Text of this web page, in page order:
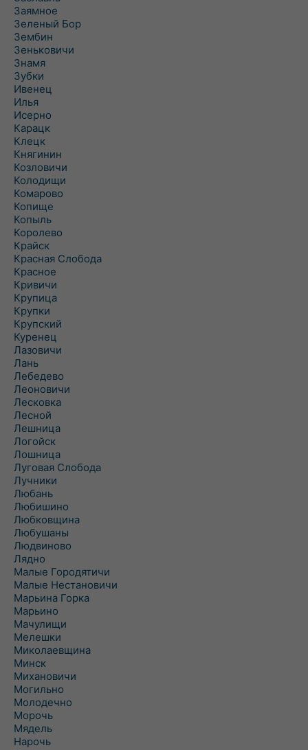
Заямное
Зеленый Бор
Зембин
Зеньковичи
Знамя
Зубки
Ивенец
Илья
Исерно
Карацк
Клецк
Княгинин
Козловичи
Колодищи
Комарово
Копище
Копыль
Королево
Крайск
Красная Слобода
Красное
Кривичи
Крупица
Крупки
Крупский
Куренец
Лазовичи
Лань
Лебедево
Леоновичи
Лесковка
Лесной
Лешница
Логойск
Лошница
Луговая Слобода
Лучники
Любань
Любишино
Любковщина
Любушаны
Людвиново
Лядно
Малые Городятичи
Малые Нестановичи
Марьина Горка
Марьино
Мачулищи
Мелешки
Миколаевщина
Минск
Михановичи
Могильно
Молодечно
Морочь
Мядель
Нарочь